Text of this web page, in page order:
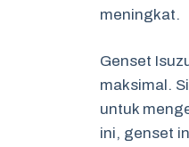
meningkat.
Genset
maksimal.
untuk
ini, genset